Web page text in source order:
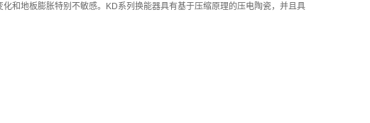
和地板膨胀特别不敏感。KD系列换能器具有基于压缩原理的压电陶瓷，并且具